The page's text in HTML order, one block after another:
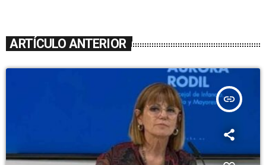
ARTÍCULO ANTERIOR
insert_link